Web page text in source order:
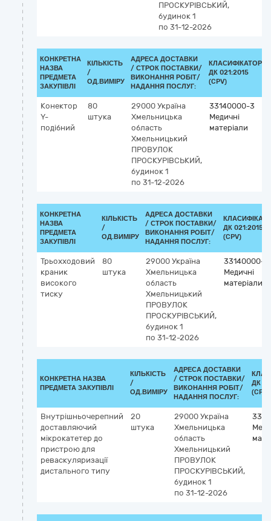
ПРОСКУРІВСЬКИЙ,
будинок 1
по 31-12-2026
КОНКРЕТНА
НАЗВА
ПРЕДМЕТА
ЗАКУПІВЛІ
КІЛЬКІСТЬ
/
ОД.ВИМІРУ
АДРЕСА ДОСТАВКИ
/ СТРОК ПОСТАВКИ/
ВИКОНАННЯ РОБІТ/
НАДАННЯ ПОСЛУГ:
КЛАСИФІКАТОР
ДК 021:2015
(CPV)
Конектор
Y-
подібний
80
штука
29000 Україна
Хмельницька
область
Хмельницький
ПРОВУЛОК
ПРОСКУРІВСЬКИЙ,
будинок 1
по 31-12-2026
33140000-3
Медичні
матеріали
КОНКРЕТНА
НАЗВА
ПРЕДМЕТА
ЗАКУПІВЛІ
КІЛЬКІСТЬ
/
ОД.ВИМІРУ
АДРЕСА ДОСТАВКИ
/ СТРОК ПОСТАВКИ/
ВИКОНАННЯ РОБІТ/
НАДАННЯ ПОСЛУГ:
ДК 021:2015
(CPV)
Трьохходовий
краник
високого
тиску
80
штука
29000 Україна
Хмельницька
область
Хмельницький
ПРОВУЛОК
ПРОСКУРІВСЬКИЙ,
будинок 1
по 31-12-2026
33140000-3
Медичні
матеріали
КОНКРЕТНА НАЗВА
ПРЕДМЕТА ЗАКУПІВЛІ
КІЛЬКІСТЬ
/
ОД.ВИМІРУ
АДРЕСА ДОСТАВКИ
/ СТРОК ПОСТАВКИ/
ВИКОНАННЯ РОБІТ/
НАДАННЯ ПОСЛУГ:
ДК
(CPV)
Внутрішньочерепний
доставляючий
мікрокатетер до
пристрою для
реваскуляризації
дистального типу
20
штука
29000 Україна
Хмельницька
область
Хмельницький
ПРОВУЛОК
ПРОСКУРІВСЬКИЙ,
будинок 1
по 31-12-2026